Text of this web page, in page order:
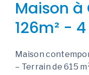
Maison
126m² -
Maison
– Terrain de 615